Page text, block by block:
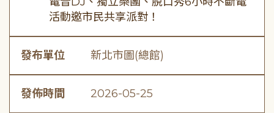
活動邀市民共享派對！
發布單位 新北市圖(總館)
發佈時間 2026-05-25